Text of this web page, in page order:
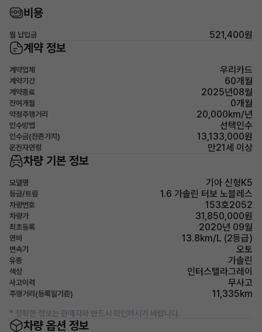
비용
월 납입금 521,400원
계약 정보
계약업체 우리카드
계약기간 60개월
계약종료 2025년08월
잔여개월 0개월
약정주행거리 20,000km/년
인수방법 선택인수
인수금(잔존가치) 13,133,000원
운전자연령 만21세 이상
차량 기본 정보
모델명 기아 신형K5
등급/트림 1.6 가솔린 터보 노블레스
차량번호 153호2052
차량가 31,850,000원
최초등록 2020년 09월
연비 13.8km/L (2등급)
변속기 오토
유종 가솔린
색상 인터스텔라그레이
사고이력 무사고
주행거리(등록일기준) 11,335km
* 정확한 정보는 판매자와 반드시 확인하시기 바랍니다.
차량 옵션 정보